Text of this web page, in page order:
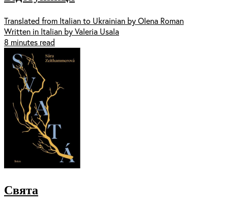
Translated from Italian to Ukrainian by Olena Roman
Written in Italian by Valeria Usala
8 minutes read
Свята